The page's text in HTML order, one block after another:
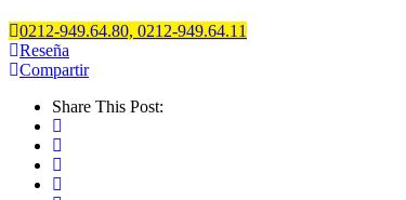
0212-949.64.80, 0212-949.64.11
Reseña
Compartir
Share This Post: